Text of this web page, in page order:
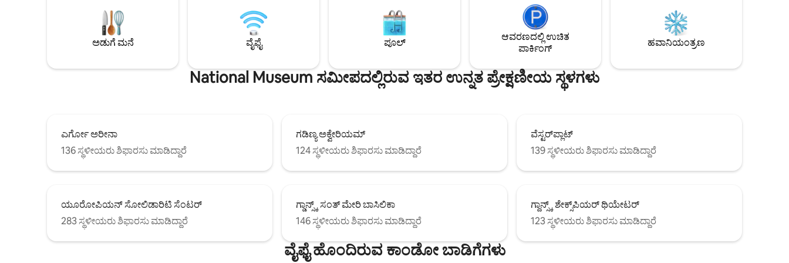
ವೇಳೆಯ ವಿಹಾರಗಳು, ನಡಿಗೆಗಳು ಮತ್ತು ಮನಮೋಹಕ
ಸಂಜೆಗಳಿಗೆ ಸೂಕ್ತವಾಗಿದೆ. ಹೋಸ್ಟ್: ಅಗಾಟಾ — ತನ್ನ
5★ ಸೇವೆ ಮತ್ತು ವೈಯಕ್ತಿಕಗೊಳಿಸಿದ ವಿಧಾನಕ್ಕೆ
ಹೆಸರುವಾಸಿಯಾದ ಸೂಪರ್‌ಹೋಸ್ಟ್.
ಅಪಾರ್ಟ್‌ಮೆಂಟ್‌ ಬಾಲ್ಕನಿಯನ್ನು ಹೊಂದಿದೆ ಮತ್ತು
ಭೂಗತ ಗ್ಯಾರೇಜ್ ಹಾಲ್‌ನಲ್ಲಿ ಉಚಿತ ಪಾರ್ಕಿಂಗ್
ಸ್ಥಳವನ್ನು ಹೊಂದಿದೆ, ಜೊತೆಗೆ ವೈ-ಫೈ ಸೌಲಭ್ಯವನ್ನೂ
ಹೊಂದಿದೆ. ಲಿವಿಂಗ್ ರೂಮ್ ಮತ್ತು ಬೆಡ್‌ರೂಮ್‌ನಲ್ಲಿ 2
ರೆಸ್ಟೋರೆಂಟ್‌ಗಳು, ಪಬ್‌ಗಳು ಮತ್ತು ಇತರ ನಗರ
ಆಕರ್ಷಣೆಗಳಿಂದ ಕೆಲವೇ ಹೆಜ್ಜೆ ದೂರದಲ್ಲಿದೆ.
ರಜಾದಿನಗಳು ಮತ್ತು ವ್ಯವಹಾರದ ಟ್ರಿಪ್‌ಗೆ ಸೂಕ್ತವಾಗಿದೆ.
ಅಂಶಗಳನ್ನು ದೊಡ್ಡ ಸ್ಥಳದಲ್ಲಿ ಬೆರೆಸುವುದು, ಗ್ಡಾನ್ಸ್ಕ್‌ನ
ಮರೆಯಲಾಗದ ಮೋಡಿಯನ್ನು ಅನುಭವಿಸಲು ನಿಮಗೆ
ಅಡುಗೆ ಮನೆ ವೈಫೈ ಪೂಲ್
ಆವರಣದಲ್ಲಿ ಉಚಿತ
ಪಾರ್ಕಿಂಗ್
ಹವಾನಿಯಂತ್ರಣ
National Museum ಸಮೀಪದಲ್ಲಿರುವ ಇತರ ಉನ್ನತ ಪ್ರೇಕ್ಷಣೀಯ ಸ್ಥಳಗಳು
ಎರ್ಗೋ ಅರೀನಾ
136 ಸ್ಥಳೀಯರು ಶಿಫಾರಸು ಮಾಡಿದ್ದಾರೆ
ಗಡಿಣ್ಯ ಅಕ್ವೇರಿಯಮ್
124 ಸ್ಥಳೀಯರು ಶಿಫಾರಸು ಮಾಡಿದ್ದಾರೆ
ವೆಸ್ಟರ್‌ಪ್ಲಾಟ್
139 ಸ್ಥಳೀಯರು ಶಿಫಾರಸು ಮಾಡಿದ್ದಾರೆ
ಯೂರೋಪಿಯನ್ ಸೋಲಿಡಾರಿಟಿ ಸೆಂಟರ್
283 ಸ್ಥಳೀಯರು ಶಿಫಾರಸು ಮಾಡಿದ್ದಾರೆ
ಗ್ಡಾನ್ಸ್ಕ್ ಸಂತ್ ಮೇರಿ ಬಾಸಿಲಿಕಾ
146 ಸ್ಥಳೀಯರು ಶಿಫಾರಸು ಮಾಡಿದ್ದಾರೆ
ಗ್ದಾನ್ಸ್ಕ್ ಶೇಕ್ಸ್‌ಪಿಯರ್ ಥಿಯೇಟರ್
123 ಸ್ಥಳೀಯರು ಶಿಫಾರಸು ಮಾಡಿದ್ದಾರೆ
ವೈಫೈ ಹೊಂದಿರುವ ಕಾಂಡೋ ಬಾಡಿಗೆಗಳು